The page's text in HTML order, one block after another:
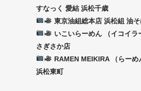
すなっく 愛結 浜松千歳
東京油組総本店 浜松組 油
いこいらーめん （イコイラ
さぎさか店
RAMEN MEIKIRA （らーめ
浜松東町